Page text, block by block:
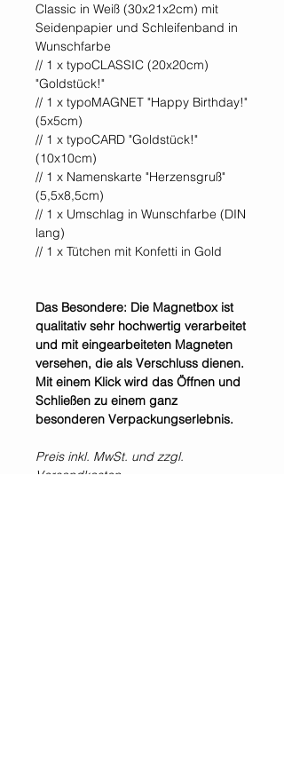
Classic in Weiß (30x21x2cm) mit
Seidenpapier und Schleifenband in
Wunschfarbe
// 1 x typoCLASSIC (20x20cm)
"Goldstück!"
// 1 x typoMAGNET "Happy Birthday!"
(5x5cm)
// 1 x typoCARD "Goldstück!"
(10x10cm)
// 1 x Namenskarte "Herzensgruß"
(5,5x8,5cm)
// 1 x Umschlag in Wunschfarbe (DIN
lang)
// 1 x Tütchen mit Konfetti in Gold
Das Besondere: Die Magnetbox ist
qualitativ sehr hochwertig verarbeitet
und mit eingearbeiteten Magneten
versehen, die als Verschluss dienen.
Mit einem Klick wird das Öffnen und
Schließen zu einem ganz
besonderen Verpackungserlebnis.
Preis inkl. MwSt. und zzgl.
Versandkosten